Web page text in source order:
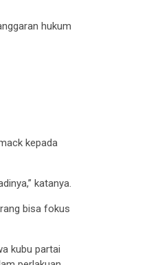
hukum
kepada
katanya.
bisa fokus
kubu partai